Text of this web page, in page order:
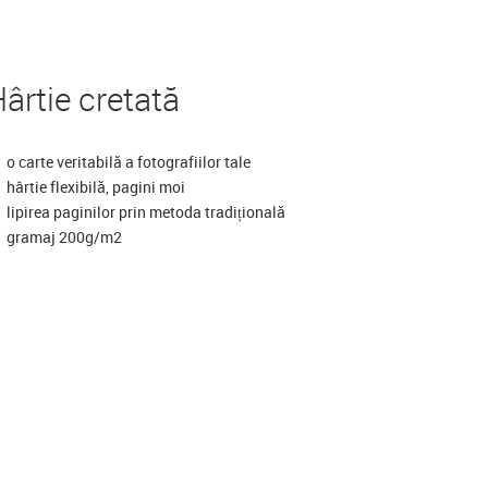
cretată
o carte veritabilă a fotografiilor tale
hârtie flexibilă, pagini moi
lipirea paginilor prin metoda tradițională
gramaj 200g/m2